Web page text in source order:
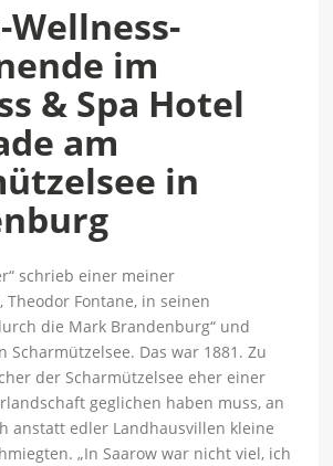
Wellness-
im
& Spa Hotel
am
in
schrieb einer meiner
Theodor Fontane, in seinen
die Mark Brandenburg“ und
Scharmützelsee. Das war 1881. Zu
der Scharmützelsee eher einer
geglichen haben muss, an
anstatt edler Landhausvillen kleine
„In Saarow war nicht viel, ich